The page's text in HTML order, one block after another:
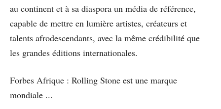
au continent et à sa diaspora un média de référence,
capable de mettre en lumière artistes, créateurs et
talents afrodescendants, avec la même crédibilité que
les grandes éditions internationales.
Forbes Afrique : Rolling Stone est une marque
mondiale ...